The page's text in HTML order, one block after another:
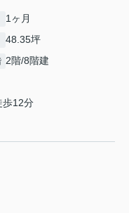
1ヶ月
48.35坪
2階/8階建
歩12分